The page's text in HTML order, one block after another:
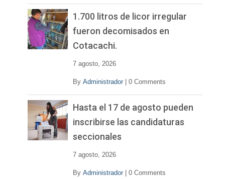
1.700 litros de licor irregular
fueron decomisados en
Cotacachi.
7 agosto, 2026
By Administrador 0 Comments
Hasta el 17 de agosto pueden
inscribirse las candidaturas
seccionales
7 agosto, 2026
By Administrador 0 Comments